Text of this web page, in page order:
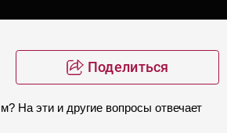
Поделиться
На эти и другие вопросы отвечает